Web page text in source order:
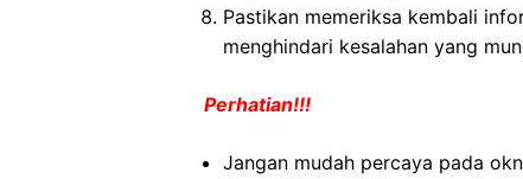
Pastikan memeriksa kembali
menghindari kesalahan yang
Perhatian!!!
Jangan mudah percaya pada